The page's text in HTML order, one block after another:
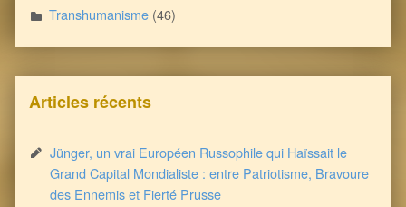
Transhumanisme (46)
Articles récents
Jünger, un vrai Européen Russophile qui Haïssait le
Grand Capital Mondialiste : entre Patriotisme, Bravoure
des Ennemis et Fierté Prusse